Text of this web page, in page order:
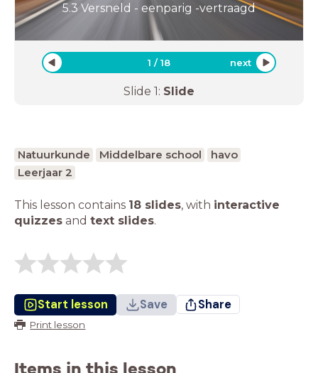
5.3 Versneld - eenparig -vertraagd
1 /18 next
Slide 1: Slide
Natuurkunde Middelbare school
havo
Leerjaar 2
This lesson contains 18 slides, with interactive
quizzes and text slides.
Start lesson Save Share
Print lesson
Items in this lesson